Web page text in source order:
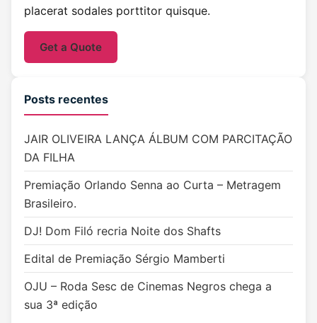
placerat sodales porttitor quisque.
Get a Quote
Posts recentes
JAIR OLIVEIRA LANÇA ÁLBUM COM PARCITAÇÃO
DA FILHA
Premiação Orlando Senna ao Curta – Metragem
Brasileiro.
DJ! Dom Filó recria Noite dos Shafts
Edital de Premiação Sérgio Mamberti
OJU – Roda Sesc de Cinemas Negros chega a
sua 3ª edição